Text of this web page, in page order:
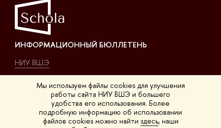
Мы используем файлы cookies для улучшения
работы сайта НИУ ВШЭ и большего
удобства его использования. Более
подробную информацию об использовании
файлов cookies можно найти здесь, наши
ИНФОРМАЦИОННЫЙ БЮЛЛЕТЕНЬ
НИУ ВШЭ
КОНТАКТЫ
Покровский б-р, 11, K-411